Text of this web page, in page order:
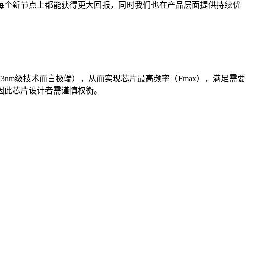
新节点上都能获得更大回报，同时我们也在产品层面提供持续优
级技术而言极端），从而实现芯片最高频率（Fmax），满足需要
芯片设计者需谨慎权衡。